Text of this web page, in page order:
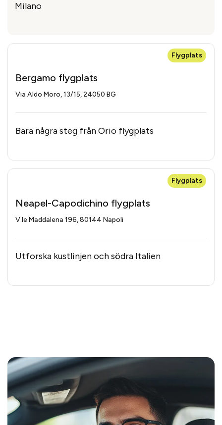
Milano
Flygplats
Bergamo flygplats
Via Aldo Moro, 13/15, 24050 BG
Bara några steg från Orio flygplats
Flygplats
Neapel-Capodichino flygplats
V.le Maddalena 196, 80144 Napoli
Utforska kustlinjen och södra Italien